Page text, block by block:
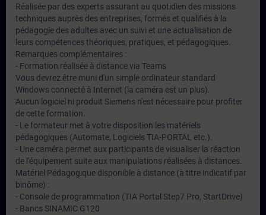
Réalisée par des experts assurant au quotidien des missions
techniques auprès des entreprises, formés et qualifiés à la
pédagogie des adultes avec un suivi et une actualisation de
leurs compétences théoriques, pratiques, et pédagogiques.
Remarques complémentaires :
- Formation réalisée à distance via Teams
Vous devrez être muni d'un simple ordinateur standard
Windows connecté à Internet (la caméra est un plus).
Aucun logiciel ni produit Siemens n'est nécessaire pour profiter
de cette formation.
- Le formateur met à votre disposition les matériels
pédagogiques (Automate, Logiciels TIA-PORTAL etc.).
- Une caméra permet aux participants de visualiser la réaction
de l'équipement suite aux manipulations réalisées à distances.
Matériel Pédagogique disponible à distance (à titre indicatif par
binôme) :
- Console de programmation (TIA Portal Step7 Pro, StartDrive)
- Bancs SINAMIC G120